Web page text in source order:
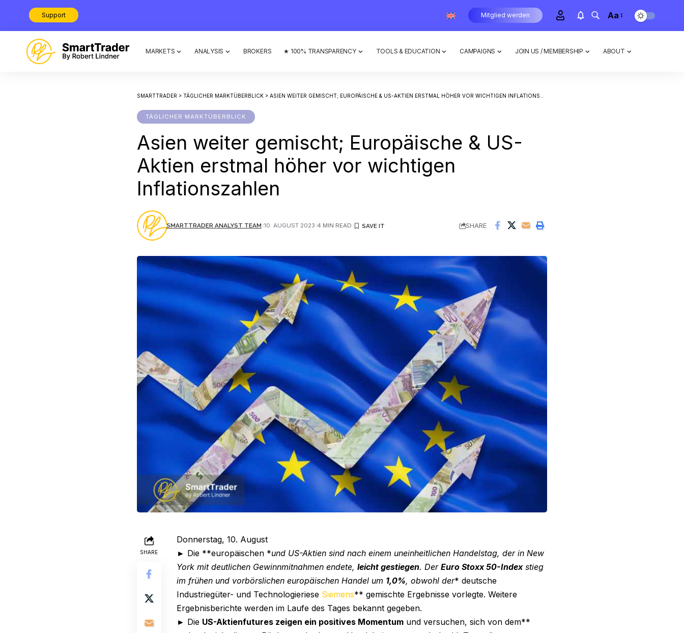
Support Mitglied werden Aa
MARKETS ANALYSIS BROKERS ★ 100% TRANSPARENCY TOOLS & EDUCATION CAMPAIGNS JOIN US / MEMBERSHIP ABOUT
SMARTTRADER > TÄGLICHER MARKTÜBERBLICK> ASIEN WEITER GEMISCHT; EUROPÄISCHE & US-AKTIEN ERSTMAL HÖHER VOR WICHTIGEN INFLATIONSZAHLEN
TÄGLICHER MARKTÜBERBLICK
Asien weiter gemischt; Europäische & US-
Aktien erstmal höher vor wichtigen
Inflationszahlen
SMARTTRADER ANALYST TEAM 10. AUGUST 2023 4 MIN READ SHARE
SHARE
Donnerstag, 10. August
► Die **europäischen *und US-Aktien sind nach einem uneinheitlichen Handelstag, der in New
York mit deutlichen Gewinnmitnahmen endete, leicht gestiegen. Der Euro Stoxx 50-Indexstieg
im frühen und vorbörslichen europäischen Handel um 1,0%, obwohl der* deutsche
Industriegüter- und Technologieriese Siemens** gemischte Ergebnisse vorlegte. Weitere
Ergebnisberichte werden im Laufe des Tages bekannt gegeben.
► Die US-Aktienfutures zeigen ein positives Momentumund versuchen, sich von dem**